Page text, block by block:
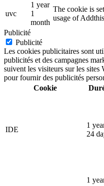
uvc
1 year
1
month
The cookie is
usage of
Publicité
Publicité
Les cookies publicitaires sont
publicités et des campagnes
suivent les visiteurs sur les
pour fournir des publicités
Cookie
IDE
1
24
1